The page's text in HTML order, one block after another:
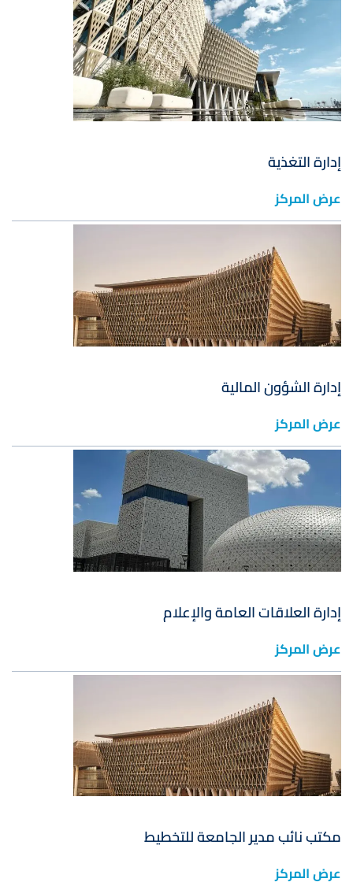
إدارة التغذية
عرض المركز
إدارة الشؤون المالية
عرض المركز
إدارة العلاقات العامة والإعلام
عرض المركز
مكتب نائب مدير الجامعة للتخطيط
عرض المركز